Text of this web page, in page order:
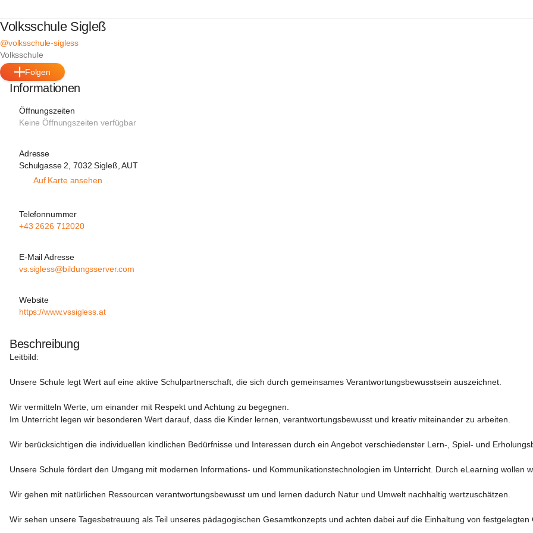
Volksschule Sigleß
@volksschule-sigless
Volksschule
Folgen
Informationen
Öffnungszeiten
Keine Öffnungszeiten verfügbar
Adresse
Schulgasse 2, 7032 Sigleß, AUT
Auf Karte ansehen
Telefonnummer
+43 2626 712020
E-Mail Adresse
vs.sigless@bildungsserver.com
Website
https://www.vssigless.at
Beschreibung
Leitbild:
Unsere Schule legt Wert auf eine aktive Schulpartnerschaft, die sich durch gemeinsames Verantwortungsbewusstsein auszeichnet.
Wir vermitteln Werte, um einander mit Respekt und Achtung zu begegnen.
Im Unterricht legen wir besonderen Wert darauf, dass die Kinder lernen, verantwortungsbewusst und kreativ miteinander zu arbeiten.
Wir berücksichtigen die individuellen kindlichen Bedürfnisse und Interessen durch ein Angebot verschiedenster Lern-, Spiel- und
Unsere Schule fördert den Umgang mit modernen Informations- und Kommunikationstechnologien im Unterricht. Durch eLearning wollen
Wir gehen mit natürlichen Ressourcen verantwortungsbewusst um und lernen dadurch Natur und Umwelt nachhaltig wertzuschätzen.
Wir sehen unsere Tagesbetreuung als Teil unseres pädagogischen Gesamtkonzepts und achten dabei auf die Einhaltung von festgelegten